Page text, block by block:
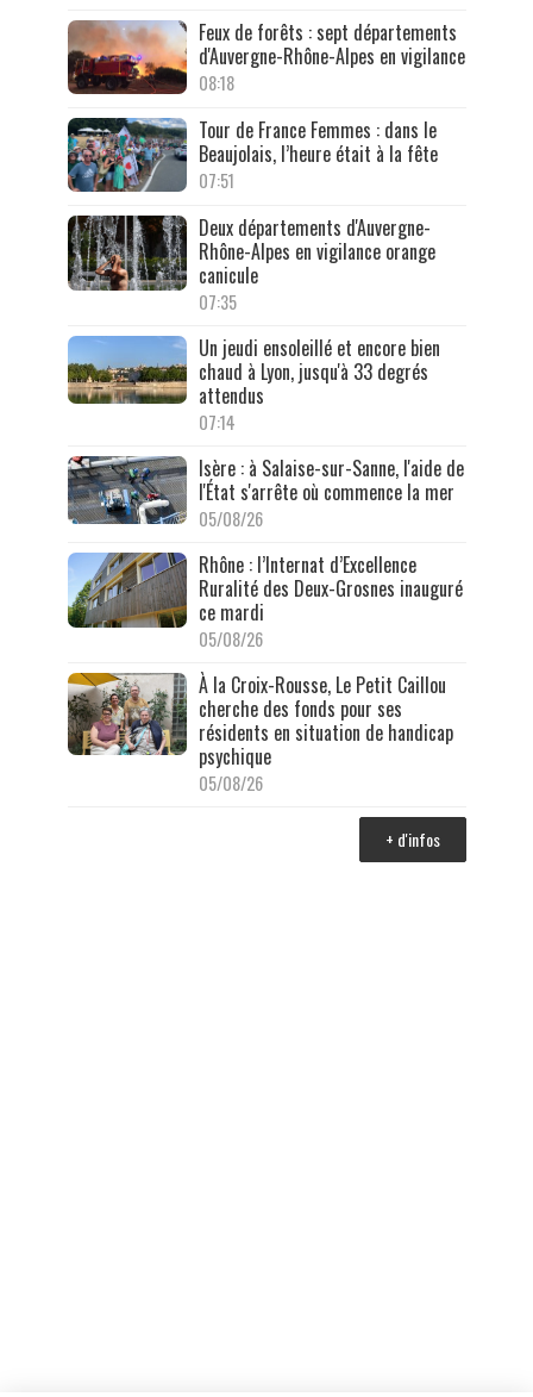
Feux de forêts : sept départements
d'Auvergne-Rhône-Alpes en vigilance
08:18
Tour de France Femmes : dans le
Beaujolais, l’heure était à la fête
07:51
Deux départements d'Auvergne-
Rhône-Alpes en vigilance orange
canicule
07:35
Un jeudi ensoleillé et encore bien
chaud à Lyon, jusqu'à 33 degrés
attendus
07:14
Isère : à Salaise-sur-Sanne, l'aide de
l'État s'arrête où commence la mer
05/08/26
Rhône : l’Internat d’Excellence
Ruralité des Deux-Grosnes inauguré
ce mardi
05/08/26
À la Croix-Rousse, Le Petit Caillou
cherche des fonds pour ses
résidents en situation de handicap
psychique
05/08/26
+ d'infos